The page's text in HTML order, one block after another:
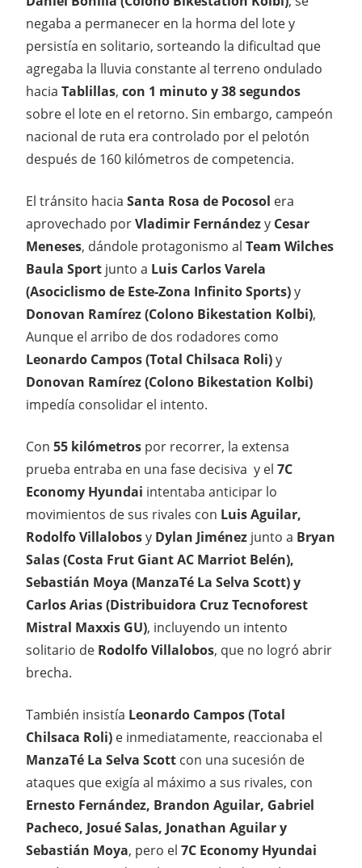
negaba a permanecer en la horma del lote y
persistía en solitario, sorteando la dificultad que
agregaba la lluvia constante al terreno ondulado
hacia Tablillas, con 1 minuto y 38 segundos
sobre el lote en el retorno. Sin embargo, campeón
nacional de ruta era controlado por el pelotón
después de 160 kilómetros de competencia.
El tránsito hacia Santa Rosa de Pocosol era
aprovechado porVladimir Fernándezy Cesar
Meneses, dándole protagonismo al Team Wilches
Baula Sport junto a Luis Carlos Varela
(Asociclismo de Este-Zona Infinito Sports)y
Donovan Ramírez (Colono Bikestation Kolbi),
Aunque el arribo de dos rodadores como
Leonardo Campos (Total Chilsaca Roli)y
Donovan Ramírez (Colono Bikestation Kolbi)
impedía consolidar el intento.
Con 55 kilómetros por recorrer, la extensa
prueba entraba en una fase decisiva y el 7C
Economy Hyundai intentaba anticipar lo
movimientos de sus rivales con Luis Aguilar,
Rodolfo Villalobosy Dylan Jiménez junto a Bryan
Salas(Costa Frut Giant AC Marriot Belén),
Sebastián Moya (ManzaTé La Selva Scott) y
Carlos Arias (Distribuidora Cruz Tecnoforest
Mistral Maxxis GU), incluyendo un intento
solitario de Rodolfo Villalobos, que no logró abrir
brecha.
También insistía Leonardo Campos(Total
Chilsaca Roli) e inmediatamente, reaccionaba el
ManzaTé La Selva Scott con una sucesión de
ataques que exigía al máximo a sus rivales, con
Ernesto Fernández, Brandon Aguilar, Gabriel
Pacheco, Josué Salas, Jonathan Aguilar y
Sebastián Moya, pero el 7C Economy Hyundai